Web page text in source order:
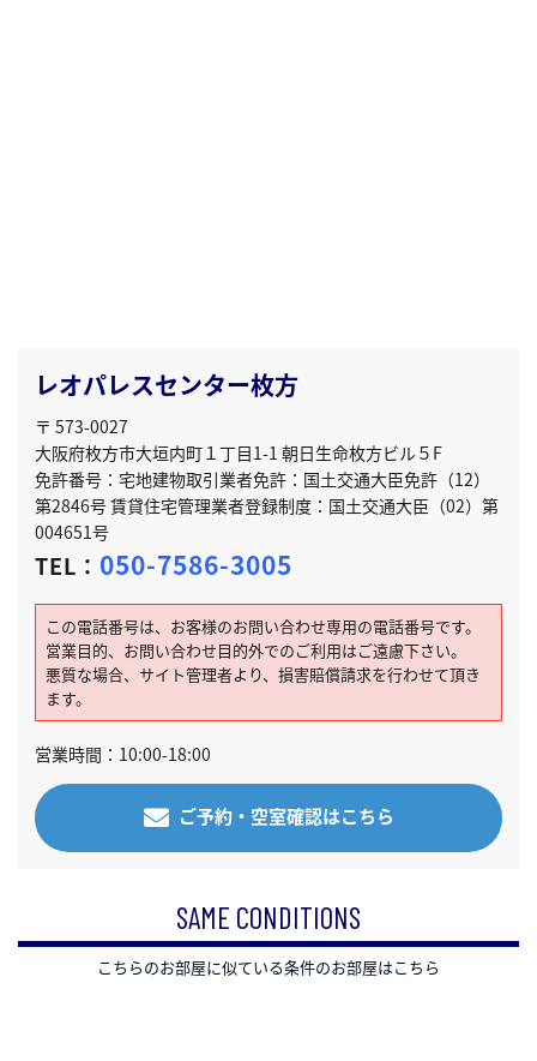
レオパレスセンター枚方
〒 573-0027
大阪府枚方市大垣内町１丁目1-1 朝日生命枚方ビル５F
免許番号：宅地建物取引業者免許：国土交通大臣免許（12）
第2846号 賃貸住宅管理業者登録制度：国土交通大臣（02）第
004651号
TEL： 050-7586-3005
この電話番号は、お客様のお問い合わせ専用の電話番号です。
営業目的、お問い合わせ目的外でのご利用はご遠慮下さい。
悪質な場合、サイト管理者より、損害賠償請求を行わせて頂き
ます。
営業時間：10:00-18:00
ご予約・空室確認はこちら
SAME CONDITIONS
こちらのお部屋に似ている条件のお部屋はこちら